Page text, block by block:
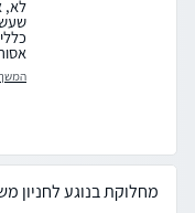
לא,
מחלוקת בנוגע לחניון משותף